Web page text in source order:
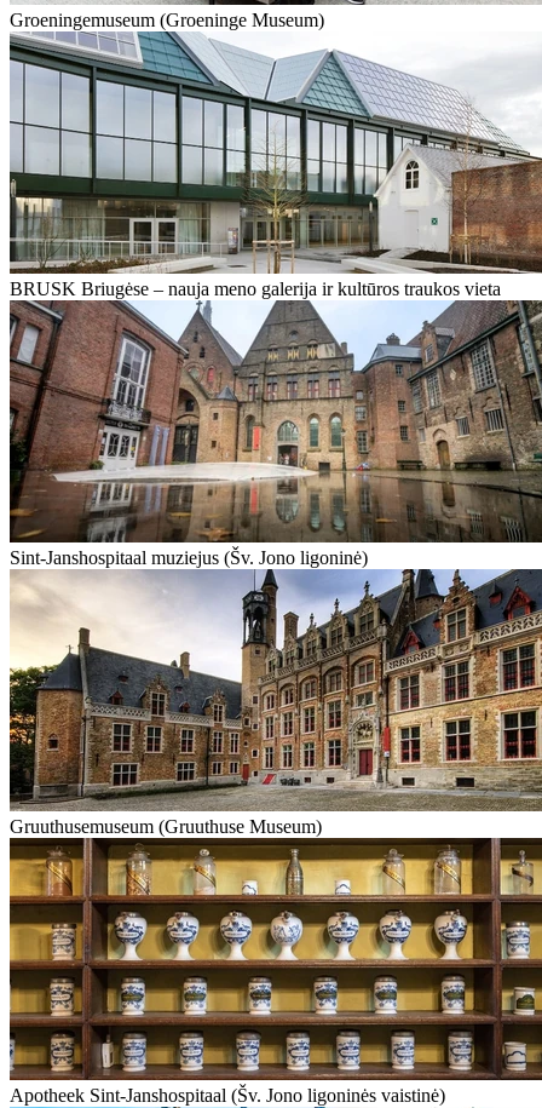
Groeningemuseum (Groeninge Museum)
BRUSK Briugėse – nauja meno galerija ir kultūros traukos vieta
Sint-Janshospitaal muziejus (Šv. Jono ligoninė)
Gruuthusemuseum (Gruuthuse Museum)
Apotheek Sint-Janshospitaal (Šv. Jono ligoninės vaistinė)